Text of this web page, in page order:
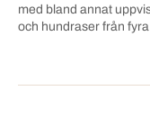
med bland annat
och hundraser från